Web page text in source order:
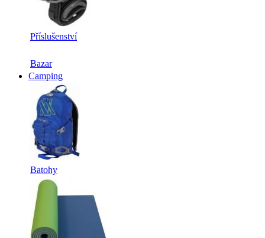
Příslušenství
Bazar
Camping
Batohy